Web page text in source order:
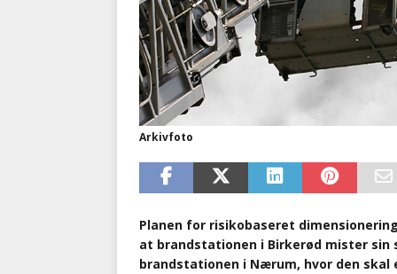
Arkivfoto
Planen for risikobaseret
at brandstationen i Birkerød mister
brandstationen i Nærum, hvor den